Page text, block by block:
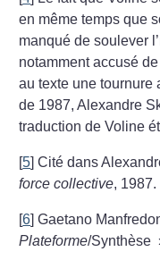
en même temps que
manqué de soulever
notamment accusé
au texte une tournure
de 1987, Alexandre
traduction de Voline
[5]Cité dans
force collective, 1987.
[6]Gaetano
Plateforme/Synthèse